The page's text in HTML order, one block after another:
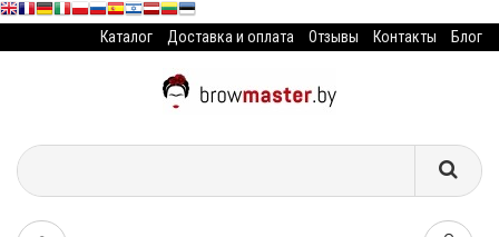
Каталог Доставка и оплата Отзывы Контакты Блог